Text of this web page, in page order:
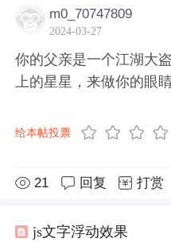
m0_70747809
2024-03-27
你的父亲是一个江湖大
上的星星，来做你的眼
给本帖投票
21 回复 打赏
js文字浮动效果